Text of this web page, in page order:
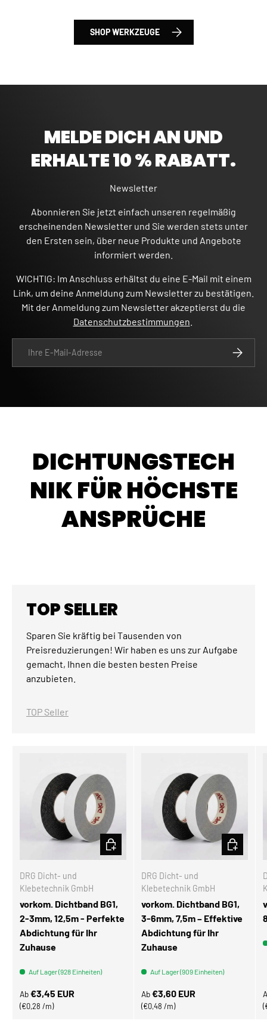
SHOP WERKZEUGE
MELDE DICH AN UND
ERHALTE 10 % RABATT.
Newsletter
Abonnieren Sie jetzt einfach unseren regelmäßig
erscheinenden Newsletter und Sie werden stets unter
den Ersten sein, über neue Produkte und Angebote
informiert werden.
WICHTIG: Im Anschluss erhältst du eine E-Mail mit einem
Link, um deine Anmeldung zum Newsletter zu bestätigen.
Mit der Anmeldung zum Newsletter akzeptierst du die
Datenschutzbestimmungen
DICHTUNGSTECH
NIK FÜR HÖCHSTE
ANSPRÜCHE
TOP SELLER
Sparen Sie kräftig bei Tausenden von
Preisreduzierungen! Wir haben es uns zur Aufgabe
gemacht, Ihnen die besten besten Preise
anzubieten.
TOP Seller
DRG Dicht- und
Klebetechnik GmbH
vorkom. Dichtband BG1,
2-3mm, 12,5m - Perfekte
Abdichtung für Ihr
Zuhause
Auf Lager (928 Einheiten)
Normaler Preis
Ab€3,45 EUR
Grundpreis
€0,28 /m
OPTIONEN AUSWÄHLEN
DRG Dicht- und
Klebetechnik GmbH
vorkom. Dichtband BG1,
3-6mm, 7,5m – Effektive
Abdichtung für Ihr
Zuhause
Auf Lager (909 Einheiten)
Normaler Preis
Ab€3,60 EUR
Grundpreis
€0,48 /m